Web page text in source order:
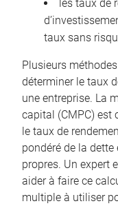
les taux de
taux sans
Plusieurs
déterminer le taux
une entreprise. La
capital (CMPC) est
le taux de
pondéré de la
propres. Un expert
aider à faire ce
multiple à utiliser